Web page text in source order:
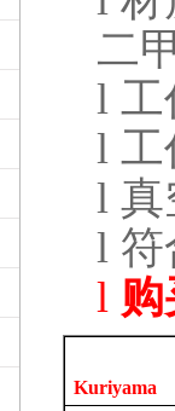
二
l 工
l 工
l 真
l 符
l
Kuriyama